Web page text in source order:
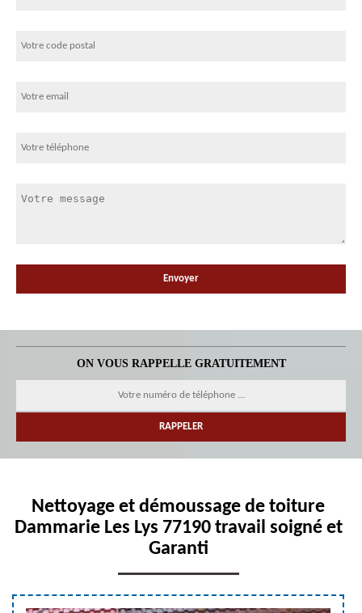
ON VOUS RAPPELLE GRATUITEMENT
Nettoyage et démoussage de toiture
Dammarie Les Lys 77190 travail soigné et
Garanti